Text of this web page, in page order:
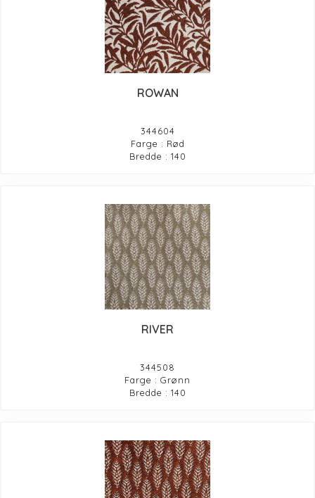
ROWAN
344604
Farge : Rød
Bredde : 140
RIVER
344508
Farge : Grønn
Bredde : 140